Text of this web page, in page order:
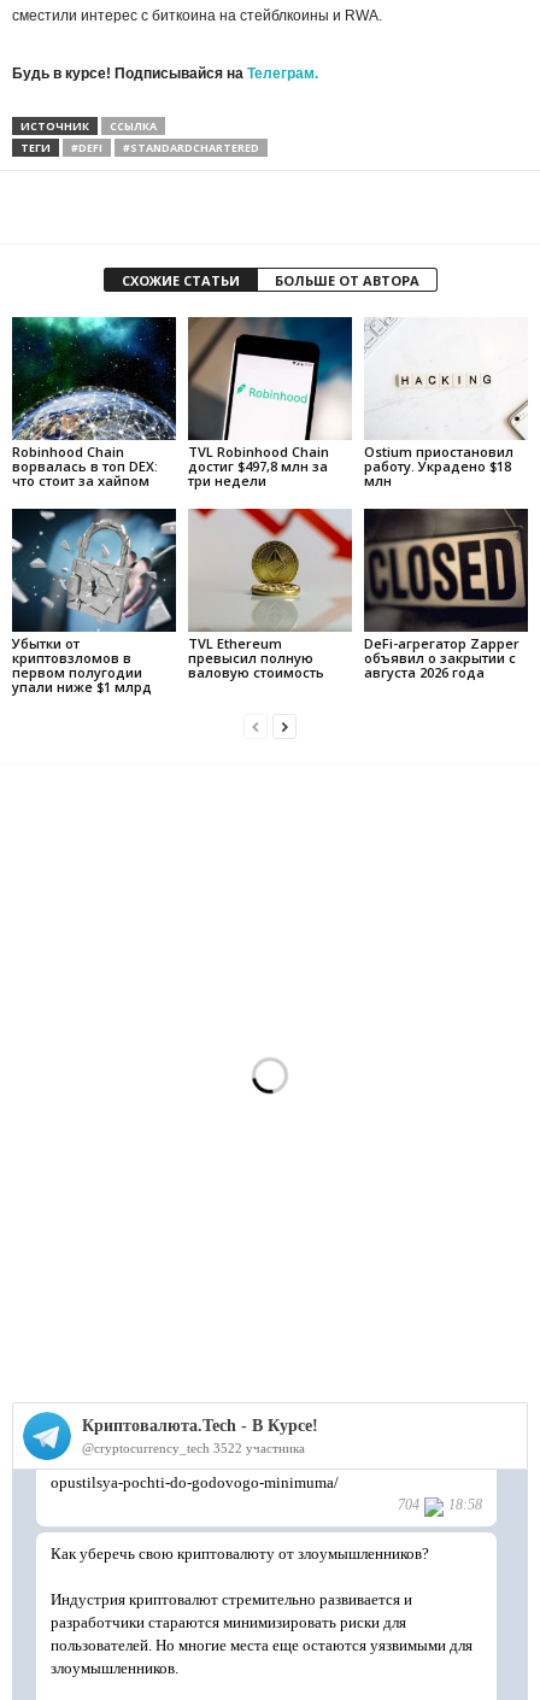
сместили интерес с биткоина на стейблкоины и RWA.
Будь в курсе! Подписывайся на Телеграм.
ИСТОЧНИК
ССЫЛКА
ТЕГИ
#DEFI #STANDARDCHARTERED
СХОЖИЕ СТАТЬИ БОЛЬШЕ ОТ АВТОРА
Robinhood Chain
ворвалась в топ DEX:
что стоит за хайпом
TVL Robinhood Chain
достиг $497,8 млн за
три недели
Ostium приостановил
работу. Украдено $18
млн
Убытки от
криптовзломов в
первом полугодии
упали ниже $1 млрд
TVL Ethereum
превысил полную
валовую стоимость
DeFi-агрегатор Zapper
объявил о закрытии с
августа 2026 года